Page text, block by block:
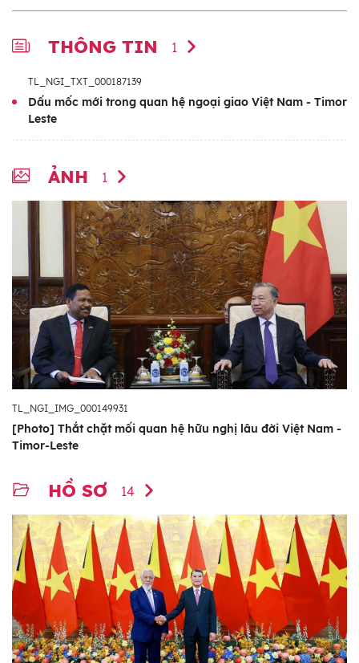
THÔNG TIN 1
TL_NGI_TXT_000187139
Dấu mốc mới trong quan hệ ngoại giao Việt Nam - Timor
Leste
ẢNH 1
TL_NGI_IMG_000149931
[Photo] Thắt chặt mối quan hệ hữu nghị lâu đời Việt Nam -
Timor-Leste
HỒ SƠ 14